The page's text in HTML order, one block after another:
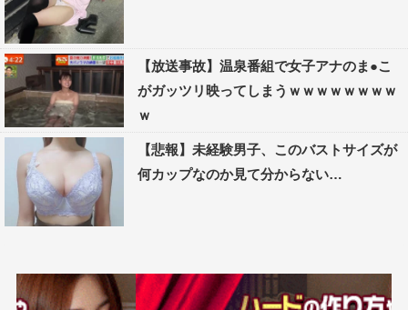
【放送事故】温泉番組で女子アナのま●こ
がガッツリ映ってしまうｗｗｗｗｗｗｗｗ
ｗ
【悲報】未経験男子、このバストサイズが
何カップなのか見て分からない…